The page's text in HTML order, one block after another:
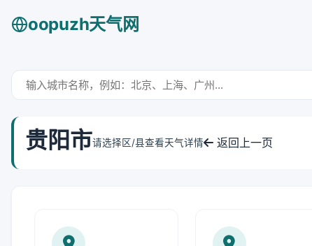
oopuzh天气网
贵阳市请选择区/县查看天气详情 返回上一页